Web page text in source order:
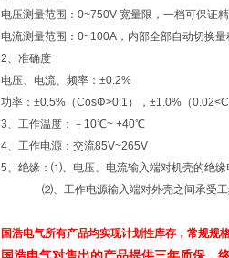
电压测量范围：0~750V 宽量限，一档可保证精
电流测量范围：0~100A，内部全部自动切换量
2、准确度
电压、电流、频率：±0.2%
功率：±0.5%（CosΦ>0.1），±1.0%（
3、工作温度：－10℃~ +40℃
4、工作电源：交流85V~265V
5、绝缘：⑴、电压、电流输入端对机壳的绝缘
⑵、工作电源输入端对外壳之间承受工频
国浩电气所有产品均实现计划性库存，常规规